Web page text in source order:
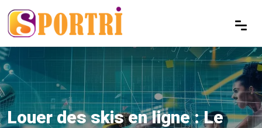
Louer des skis en ligne : Le